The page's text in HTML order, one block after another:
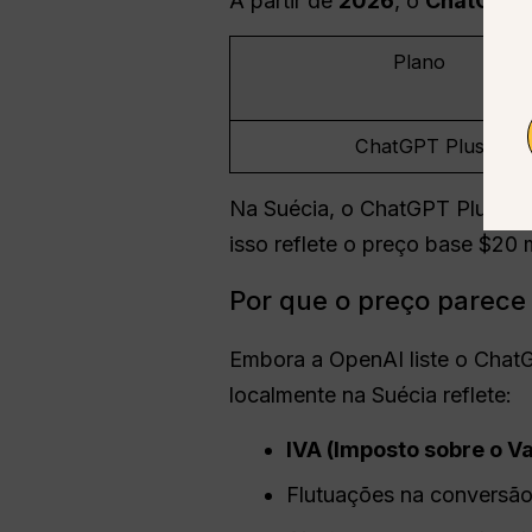
Plano
ChatGPT Plus
Na Suécia, o ChatGPT Plus
isso reflete o preço base $20
Por que o preço
Embora a OpenAI liste o
localmente na Suécia reflete:
IVA (Imposto sobre o
Flutuações na